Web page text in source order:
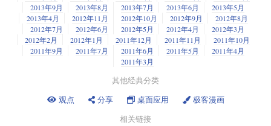
2013年9月
2013年8月 2013年7月 2013年6月
2013年5月
2013年4月
2012年11月 2012年10月 2012年9月
2012年8月
2012年7月
2012年6月 2012年5月 2012年4月
2012年3月
2012年2月
2012年1月 2011年12月 2011年11月
2011年10月
2011年9月
2011年7月 2011年6月 2011年5月
2011年4月
2011年3月
其他经典分类
观点
分享 桌面应用
极客漫画
相关链接